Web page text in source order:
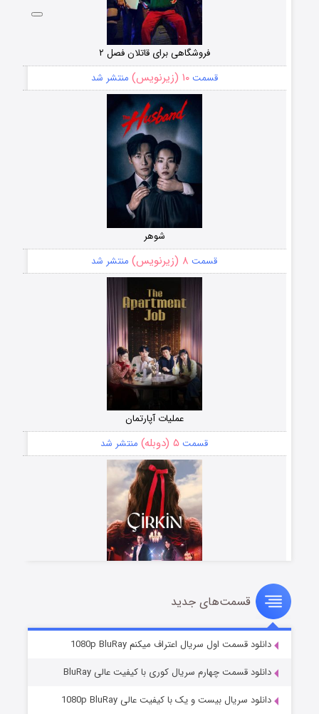
فروشگاهی برای قاتلان فصل ۲
قسمت۱۰ (زیرنویس) منتشر شد
شوهر
قسمت ۸ (زیرنویس) منتشر شد
عملیات آپارتمان
قسمت ۵ (دوبله) منتشر شد
سریال زشت
قسمت۲ (زیرنویس) منتشر شد
قسمت‌های جدید
دانلود قسمت اول سریال اعتراف میکنم 1080p BluRay
دانلود قسمت چهارم سریال کوری با کیفیت عالی BluRay
دانلود سریال بیست و یک با کیفیت عالی 1080p BluRay